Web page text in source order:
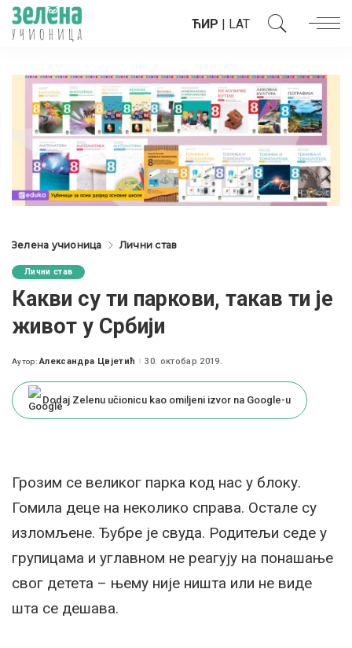
ЋИР | LAT
Зелена учионица Лични став
Лични став
Какви су ти паркови, такав ти је
живот у Србији
Posted
Аутор: Александра Цвјетић 30. октобар 2019.
Dodaj Zelenu učionicu kao omiljeni izvor na Google-u
Грозим се великог парка код нас у блоку.
Гомила деце на неколико справа. Остале су
изломљене. Ђубре је свуда. Родитељи седе у
групицама и углавном не реагују на понашање
свог детета – њему није ништа или не виде
шта се дешава.